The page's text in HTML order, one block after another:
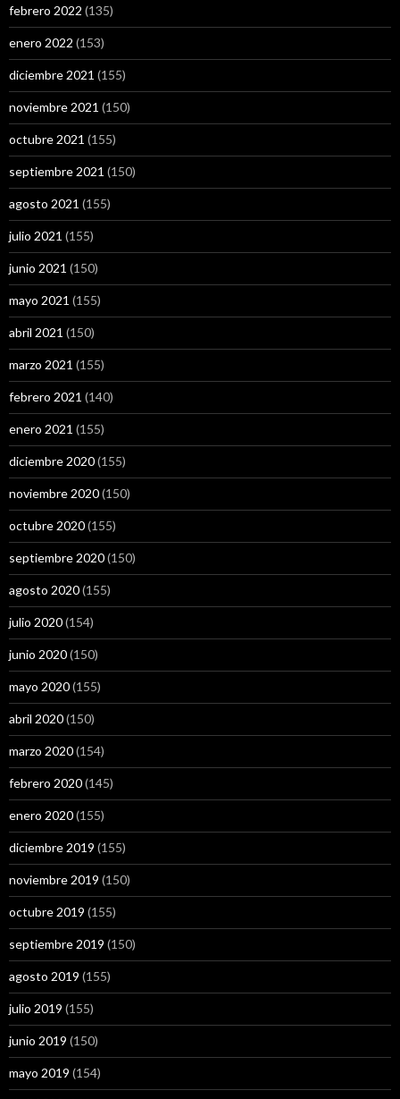
febrero 2022 (135)
enero 2022 (153)
diciembre 2021 (155)
noviembre 2021 (150)
octubre 2021 (155)
septiembre 2021 (150)
agosto 2021 (155)
julio 2021 (155)
junio 2021 (150)
mayo 2021 (155)
abril 2021 (150)
marzo 2021 (155)
febrero 2021 (140)
enero 2021 (155)
diciembre 2020(155)
noviembre 2020(150)
octubre 2020(155)
septiembre 2020(150)
agosto 2020(155)
julio 2020(154)
junio 2020(150)
mayo 2020(155)
abril 2020(150)
marzo 2020(154)
febrero 2020(145)
enero 2020(155)
diciembre 2019 (155)
noviembre 2019 (150)
octubre 2019 (155)
septiembre 2019 (150)
agosto 2019 (155)
julio 2019 (155)
junio 2019 (150)
mayo 2019 (154)